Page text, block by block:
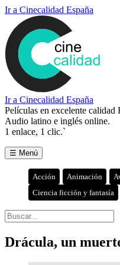
Ir a Cinecalidad España
Ir a Cinecalidad España
Películas en excelente
Audio latino e inglés online.
1 enlace, 1 clic.`
☰ Menú
Acción Animación
Ciencia ficción y fantasía
Drácula, un